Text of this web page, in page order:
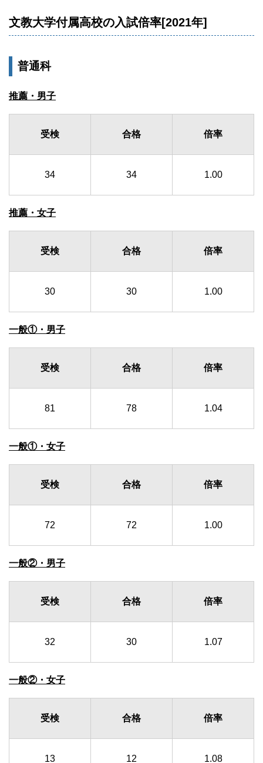
文教大学付属高校の入試倍率[2021年]
普通科
推薦・男子
受検 合格 倍率
34 34 1.00
推薦・女子
受検 合格 倍率
30 30 1.00
一般①・男子
受検 合格 倍率
81 78 1.04
一般①・女子
受検 合格 倍率
72 72 1.00
一般②・男子
受検 合格 倍率
32 30 1.07
一般②・女子
受検 合格 倍率
13 12 1.08